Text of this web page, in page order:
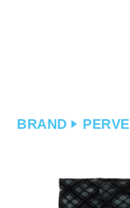
BRAND